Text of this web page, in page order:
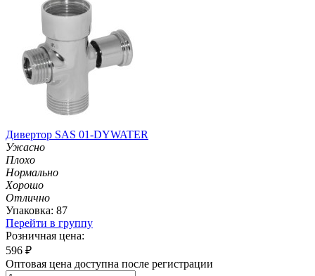
Дивертор SAS 01-DYWATER
Ужасно
Плохо
Нормально
Хорошо
Отлично
Упаковка: 87
Перейти в группу
Розничная цена:
596 ₽
Оптовая цена доступна после регистрации